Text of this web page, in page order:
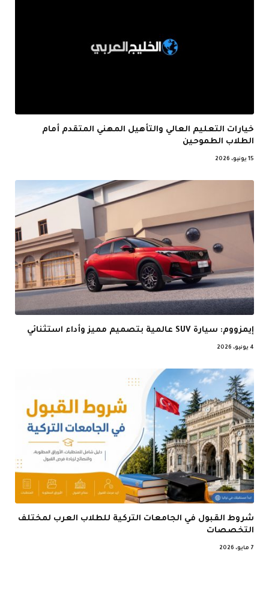
خيارات التعليم العالي والتأهيل المهني المتقدم أمام
الطلاب الطموحين
15 يونيو، 2026
إيمزووم: سيارة SUV عالمية بتصميم مميز وأداء استثنائي
4 يونيو، 2026
شروط القبول في الجامعات التركية للطلاب العرب لمختلف
التخصصات
7 مايو، 2026